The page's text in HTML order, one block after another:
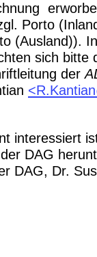
Porto
(Ausland)).
sich bitte
der
interessiert
DAG
DAG, Dr.